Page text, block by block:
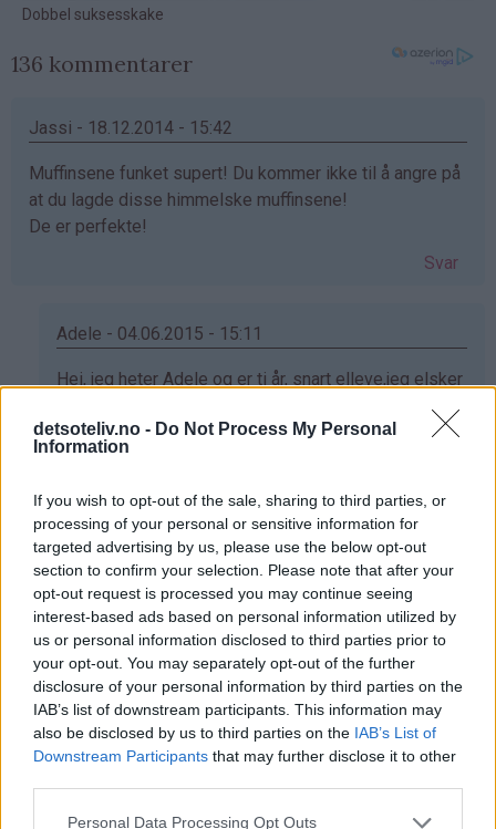
detsoteliv.no - Do Not Process My Personal
Information
If you wish to opt-out of the sale, sharing to third parties, or
processing of your personal or sensitive information for
targeted advertising by us, please use the below opt-out
section to confirm your selection. Please note that after your
opt-out request is processed you may continue seeing
interest-based ads based on personal information utilized by
us or personal information disclosed to third parties prior to
your opt-out. You may separately opt-out of the further
disclosure of your personal information by third parties on the
IAB’s list of downstream participants. This information may
also be disclosed by us to third parties on the IAB’s List of
Downstream Participants that may further disclose it to other
Personal Data Processing Opt Outs
136 kommentarer
Jassi - 18.12.2014 - 15:42
Muffinsene funket supert! Du kommer ikke til å angre på
at du lagde disse himmelske muffinsene!
De er perfekte!
Svar
Adele - 04.06.2015 - 15:11
Som
på
av
(ikke
bekreftet)
Hei, jeg heter Adele og er ti år, snart elleve,jeg elsker
og bake og disse muffinsene var kjempe gode. klem
adele
Anonym - 08.12.2020 - 19:07
svar
på
av
Adele
(ikke
bekreftet)
Jeg skal bake til klassen min var muffinsene e
veldig gode
Svar
Isabell - 17.07.2017 - 16:24
Som
svar
på
Hei eg er en bakeglad jente på snart13.
Denne oppskriften bruker eg fast når eg baker
muffins,idag prøvde eg noe nytt med denne